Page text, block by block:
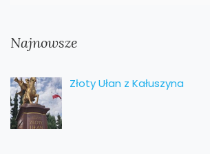
Najnowsze
Złoty Ułan z Kałuszyna